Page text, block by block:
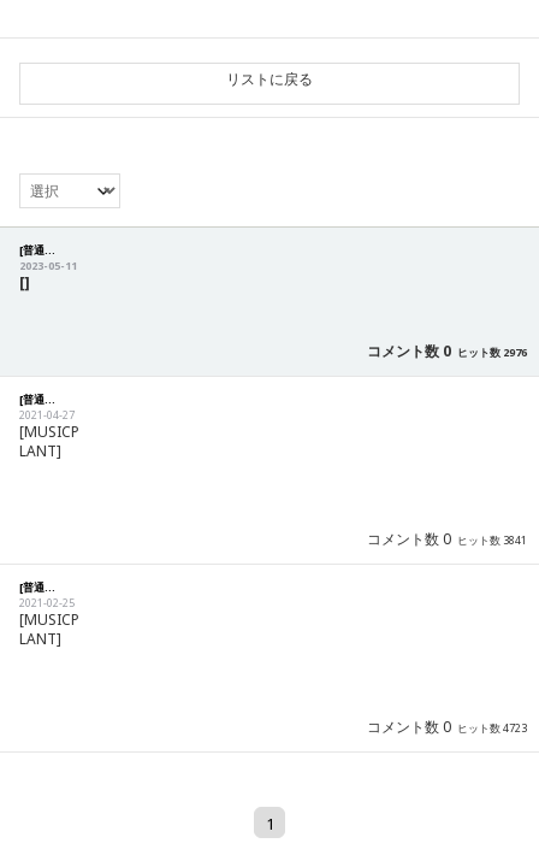
リストに戻る
コメント数 0 ヒット数 2976
[普通] [Notification] 商品の注文及び配送に関するご案内
2023-05-11
[]
コメント数 0 ヒット数 3841
[普通] [Notification] Precautions for CS
2021-04-27
[MUSICP
LANT]
コメント数 0 ヒット数 4723
[普通] [Notification] International delivery information
2021-02-25
[MUSICP
LANT]
1